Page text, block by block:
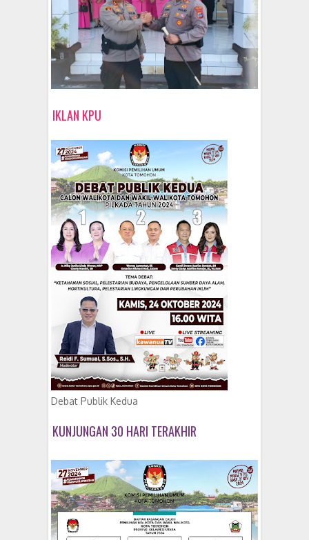
IKLAN KPU
Debat Publik Kedua
KUNJUNGAN 30 HARI TERAKHIR